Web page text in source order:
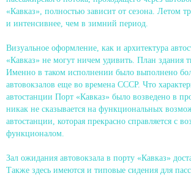
«Кавказ», полностью зависит от сезона. Летом
и интенсивнее, чем в зимний период.
Визуальное оформление, как и архитектура
«Кавказ» не могут ничем удивить. План здания
Именно в таком исполнении было выполнено
автовокзалов еще во времена СССР. Что
автостанции Порт «Кавказ» было возведено в
никак не сказывается на функциональных
автостанции, которая прекрасно справляется с
функционалом.
Зал ожидания автовокзала в порту «Кавказ»
Также здесь имеются и типовые сидения для